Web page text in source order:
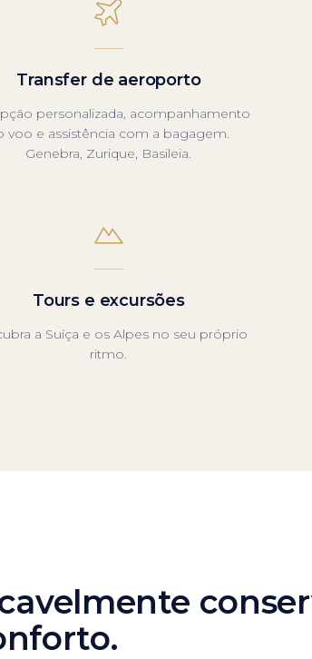
Transfer de aeroporto
personalizada, acompanhamento
voo e assistência com a bagagem.
Genebra, Zurique, Basileia.
Tours e excursões
a Suíça e os Alpes no seu próprio
ritmo.